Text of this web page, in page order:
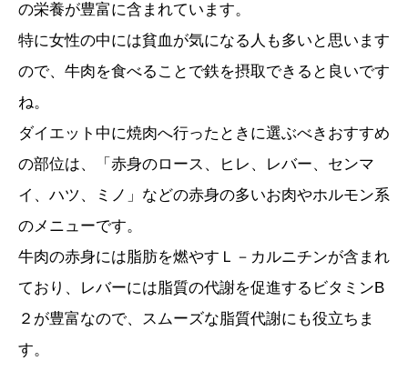
の栄養が豊富に含まれています。
特に女性の中には貧血が気になる人も多いと思います
ので、牛肉を食べることで鉄を摂取できると良いです
ね。
ダイエット中に焼肉へ行ったときに選ぶべきおすすめ
の部位は、「赤身のロース、ヒレ、レバー、センマ
イ、ハツ、ミノ」などの赤身の多いお肉やホルモン系
のメニューです。
牛肉の赤身には脂肪を燃やすＬ－カルニチンが含まれ
ており、レバーには脂質の代謝を促進するビタミンB
２が豊富なので、スムーズな脂質代謝にも役立ちま
す。